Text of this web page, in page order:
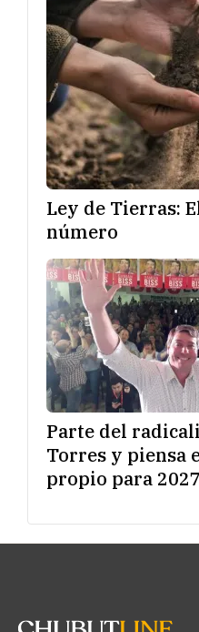
Ley de Tierras:
número
Parte del
Torres y piensa
propio para 2027